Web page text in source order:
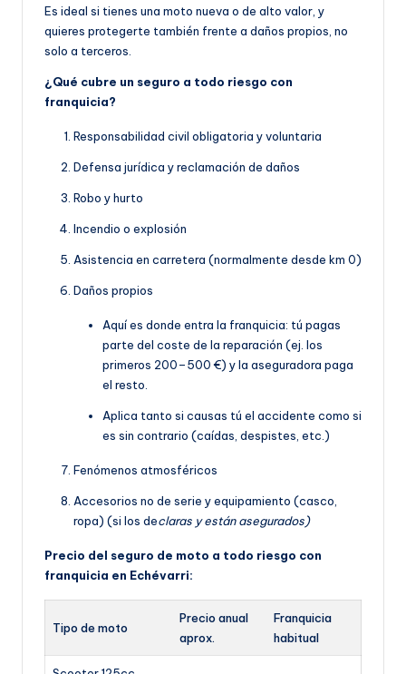
Es ideal si tienes una moto nueva o de alto valor, y
quieres protegerte también frente a daños propios, no
solo a terceros.
¿Qué cubre un seguro a todo riesgo con
franquicia?
Responsabilidad civil obligatoria y voluntaria
Defensa jurídica y reclamación de daños
Robo y hurto
Incendio o explosión
Asistencia en carretera (normalmente desde km 0)
Daños propios
Aquí es donde entra la franquicia: tú pagas
parte del coste de la reparación (ej. los
primeros 200–500 €) y la aseguradora paga
el resto.
Aplica tanto si causas tú el accidente como si
es sin contrario (caídas, despistes, etc.)
Fenómenos atmosféricos
Accesorios no de serie y equipamiento (casco,
ropa) (si los declaras y están asegurados)
Precio del seguro de moto a todo riesgo con
franquicia en Echévarri:
Tipo de moto
Precio anual
aprox.
Franquicia
habitual